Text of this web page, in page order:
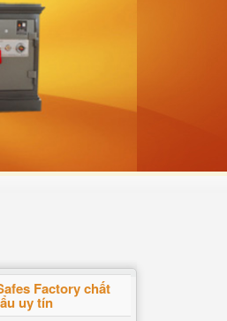
Factory chất
uy tín